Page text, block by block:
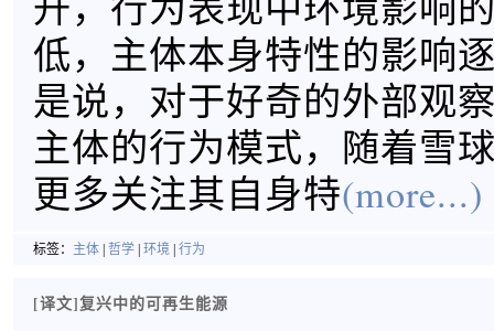
低，主体本身特性的影响
是说，对于好奇的外部观
主体的行为模式，随着雪
更多关注其自身特(more...)
标签： 主体 哲学 环境 行为
[译文]复兴中的可再生能源